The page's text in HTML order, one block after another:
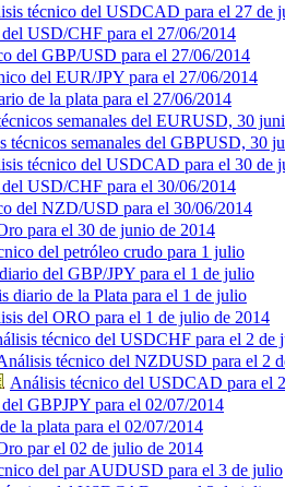
técnico del USDCAD para el 27 de
USD/CHF para el 27/06/2014
del GBP/USD para el 27/06/2014
del EUR/JPY para el 27/06/2014
de la plata para el 27/06/2014
semanales del EURUSD, 30
técnicos semanales del GBPUSD, 30
técnico del USDCAD para el 30 de
USD/CHF para el 30/06/2014
del NZD/USD para el 30/06/2014
para el 30 de junio de 2014
del petróleo crudo para 1 julio
del GBP/JPY para el 1 de julio
diario de la Plata para el 1 de julio
del ORO para el 1 de julio de 2014
técnico del USDCHF para el 2 de
técnico del NZDUSD para el 2
Análisis técnico del USDCAD para el
GBPJPY para el 02/07/2014
la plata para el 02/07/2014
par el 02 de julio de 2014
del par AUDUSD para el 3 de julio